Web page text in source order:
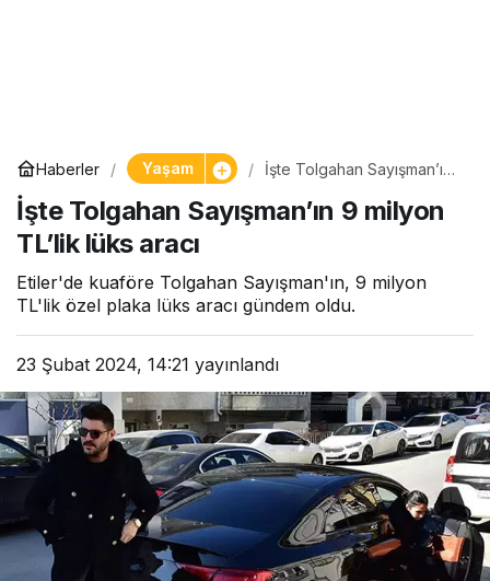
Haberler Yaşam
İşte Tolgahan Sayışman’ın
İşte Tolgahan Sayışman’ın 9 milyon
TL’lik lüks aracı
Etiler'de kuaföre Tolgahan Sayışman'ın, 9 milyon
TL'lik özel plaka lüks aracı gündem oldu.
23 Şubat 2024, 14:21 yayınlandı